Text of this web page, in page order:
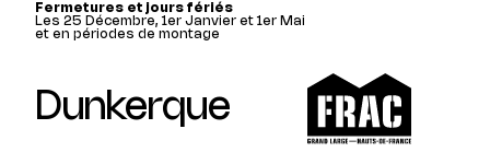
Fermetures et jours fériés
Les 25 Décembre, 1er Janvier et 1er Mai
et en périodes de montage
Dunkerque